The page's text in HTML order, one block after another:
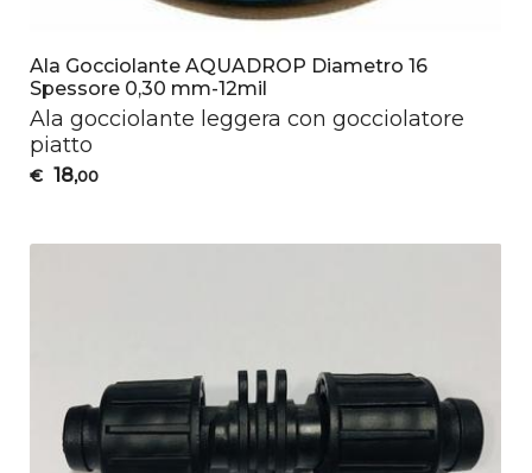
Ala Gocciolante AQUADROP Diametro 16
Spessore 0,30 mm-12mil
Ala gocciolante leggera con gocciolatore
piatto
€ 18,00